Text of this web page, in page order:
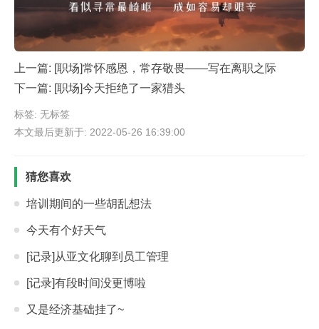
上一篇: [职场]常怀感恩，常存敬畏——写在离职之际
下一篇: [职场]今天拒绝了一家猎头
标签: 无标签
本文最后更新于: 2022-05-26 16:39:00
猜您喜欢
培训期间的一些胡乱想法
今天有个好天气
[记录]从亚文化聊到员工管理
[记录]有段时间没更博啦
又是经济基础挂了~